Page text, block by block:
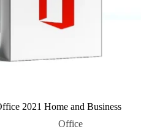
2021 Home and Business
Office